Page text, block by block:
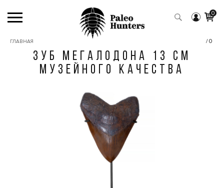
0
ГЛАВНАЯ /0
ЗУБ МЕГАЛОДОНА 13 СМ
МУЗЕЙНОГО КАЧЕСТВА